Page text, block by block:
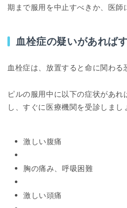
期まで服用を中止すべきか、医師
血栓症の疑いがあれば
血栓症は、放置すると命に関わる
ピルの服用中に以下の症状があれ
し、すぐに医療機関を受診しまし
激しい腹痛
胸の痛み、呼吸困難
激しい頭痛